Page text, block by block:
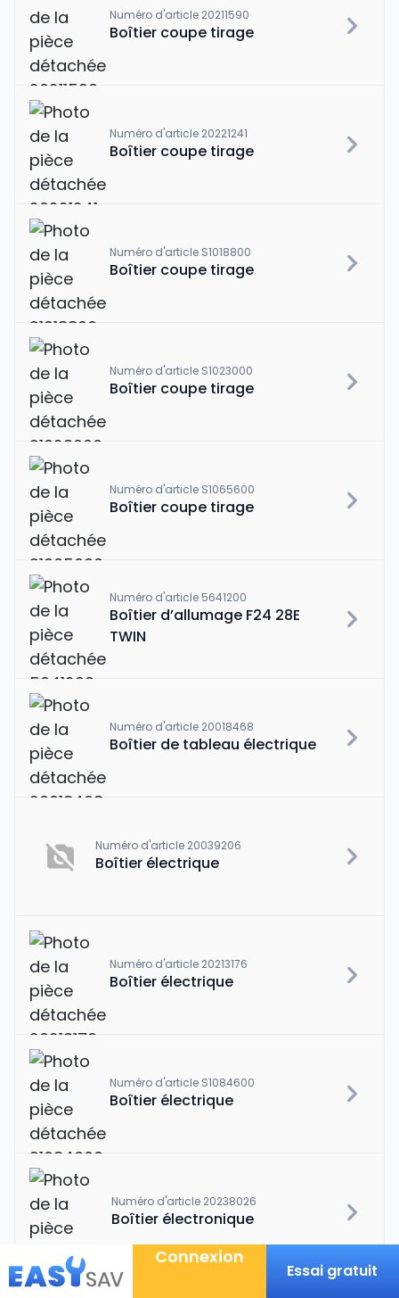
Numéro d'article 20211590
Boîtier coupe tirage
Numéro d'article 20221241
Boîtier coupe tirage
Numéro d'article S1018800
Boîtier coupe tirage
Numéro d'article S1023000
Boîtier coupe tirage
Numéro d'article S1065600
Boîtier coupe tirage
Numéro d'article 5641200
Boîtier d’allumage F24 28E
TWIN
Numéro d'article 20018468
Boîtier de tableau électrique
Numéro d'article 20039206
Boîtier électrique
Numéro d'article 20213176
Boîtier électrique
Numéro d'article S1084600
Boîtier électrique
Numéro d'article 20238026
Boîtier électronique
Connexion
Essai gratuit